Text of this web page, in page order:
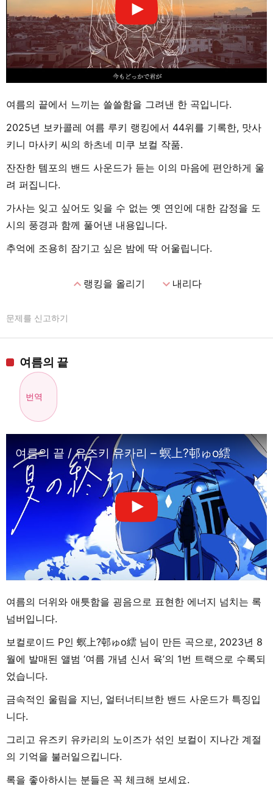
여름의 끝에서 느끼는 쓸쓸함을 그려낸 한 곡입니다.
2025년 보카콜레 여름 루키 랭킹에서 44위를 기록한, 맛사
키니 마사키 씨의 하츠네 미쿠 보컬 작품.
잔잔한 템포의 밴드 사운드가 듣는 이의 마음에 편안하게 울
려 퍼집니다.
가사는 잊고 싶어도 잊을 수 없는 옛 연인에 대한 감정을 도
시의 풍경과 함께 풀어낸 내용입니다.
추억에 조용히 잠기고 싶은 밤에 딱 어울립니다.
expand_less랭킹을 올리기 expand_more내리다
문제를 신고하기
여름의 끝
번역
여름의 끝 / 유즈키 유카리 – 螟上?邨ゅo繧
여름의 더위와 애틋함을 굉음으로 표현한 에너지 넘치는 록
넘버입니다.
보컬로이드 P인 螟上?邨ゅo繧 님이 만든 곡으로, 2023년 8
월에 발매된 앨범 ‘여름 개념 신서 육’의 1번 트랙으로 수록되
었습니다.
금속적인 울림을 지닌, 얼터너티브한 밴드 사운드가 특징입
니다.
그리고 유즈키 유카리의 노이즈가 섞인 보컬이 지나간 계절
의 기억을 불러일으킵니다.
록을 좋아하시는 분들은 꼭 체크해 보세요.